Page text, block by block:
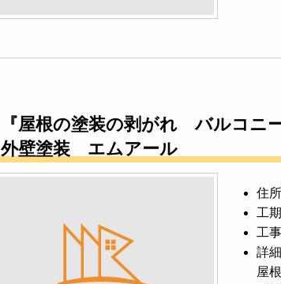
『屋根の塗装の剥がれ バルコ
外壁塗装 エムアール
住
工
工
詳
屋